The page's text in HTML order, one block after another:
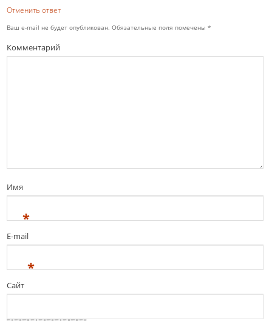
Отменить ответ
Ваш e-mail не будет опубликован. Обязательные поля помечены*
Комментарий
Имя
*
E-mail
*
Сайт